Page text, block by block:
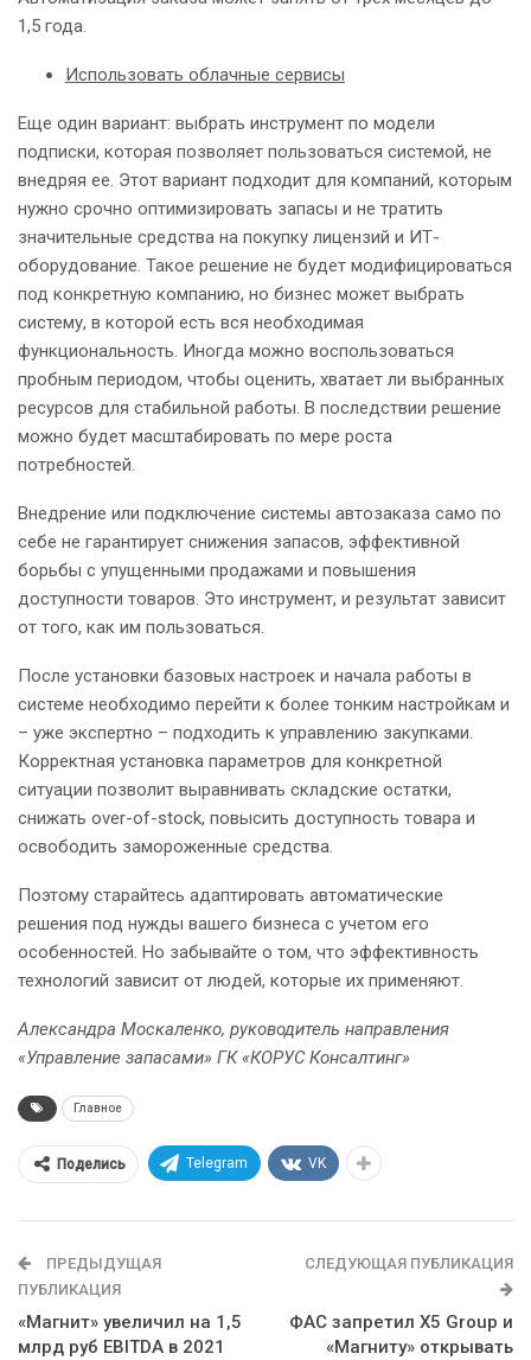
1,5 года.
Использовать облачные сервисы
Еще один вариант: выбрать инструмент по модели
подписки, которая позволяет пользоваться системой, не
внедряя ее. Этот вариант подходит для компаний, которым
нужно срочно оптимизировать запасы и не тратить
значительные средства на покупку лицензий и ИТ-
оборудование. Такое решение не будет модифицироваться
под конкретную компанию, но бизнес может выбрать
систему, в которой есть вся необходимая
функциональность. Иногда можно воспользоваться
пробным периодом, чтобы оценить, хватает ли выбранных
ресурсов для стабильной работы. В последствии решение
можно будет масштабировать по мере роста
потребностей.
Внедрение или подключение системы автозаказа само по
себе не гарантирует снижения запасов, эффективной
борьбы с упущенными продажами и повышения
доступности товаров. Это инструмент, и результат зависит
от того, как им пользоваться.
После установки базовых настроек и начала работы в
системе необходимо перейти к более тонким настройкам и
– уже экспертно – подходить к управлению закупками.
Корректная установка параметров для конкретной
ситуации позволит выравнивать складские остатки,
снижать over-of-stock, повысить доступность товара и
освободить замороженные средства.
Поэтому старайтесь адаптировать автоматические
решения под нужды вашего бизнеса с учетом его
особенностей. Но забывайте о том, что эффективность
технологий зависит от людей, которые их применяют.
Александра Москаленко, руководитель направления
«Управление запасами» ГК «КОРУС Консалтинг»
Главное
Поделись Telegram VK
ПРЕДЫДУЩАЯ
ПУБЛИКАЦИЯ
«Магнит» увеличил на 1,5
млрд руб EBITDA в 2021
СЛЕДУЮЩАЯ ПУБЛИКАЦИЯ
ФАС запретил X5 Group и
«Магниту» открывать